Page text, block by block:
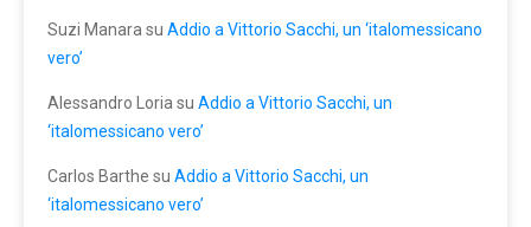
Suzi Manara su Addio a Vittorio Sacchi, un ‘italomessicano
vero’
Alessandro Loria su Addio a Vittorio Sacchi, un
‘italomessicano vero’
Carlos Barthe su Addio a Vittorio Sacchi, un
‘italomessicano vero’